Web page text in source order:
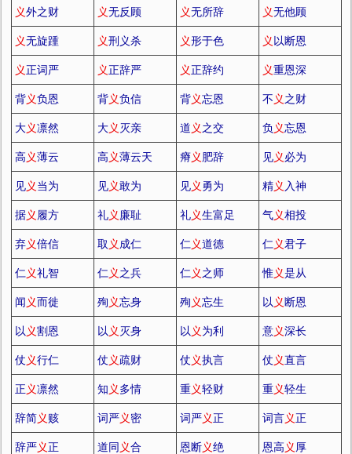
义外之财 义无反顾 义无所辞 义无他顾
义无旋踵 义刑义杀 义形于色 义 以断恩
义正词严 义正辞严 义正辞约 义重恩深
背义负恩 背义负信 背义忘恩 不 义之财
大义凛然 大义灭亲 道 义之交 负 义忘恩
高 义薄云 高 义薄云天 瘠义肥辞 见义必为
见义当为 见义敢为 见义勇为 精义 入神
据义履方 礼义廉耻 礼义生富足 气义相投
弃义倍信 取 义成仁 仁 义道德 仁 义君子
仁 义礼智 仁 义之兵 仁 义之师 惟义是从
闻 义而徙 殉 义忘身 殉 义忘生 以 义断恩
以 义割恩 以 义灭身 以 义为利 意义深长
仗 义行仁 仗 义疏财 仗 义执言 仗 义直言
正 义凛然 知 义多情 重义轻财 重义轻生
辞简义赅 词严义密 词严义正 词言义正
辞严义正 道同 义合 恩断义绝 恩高 义厚